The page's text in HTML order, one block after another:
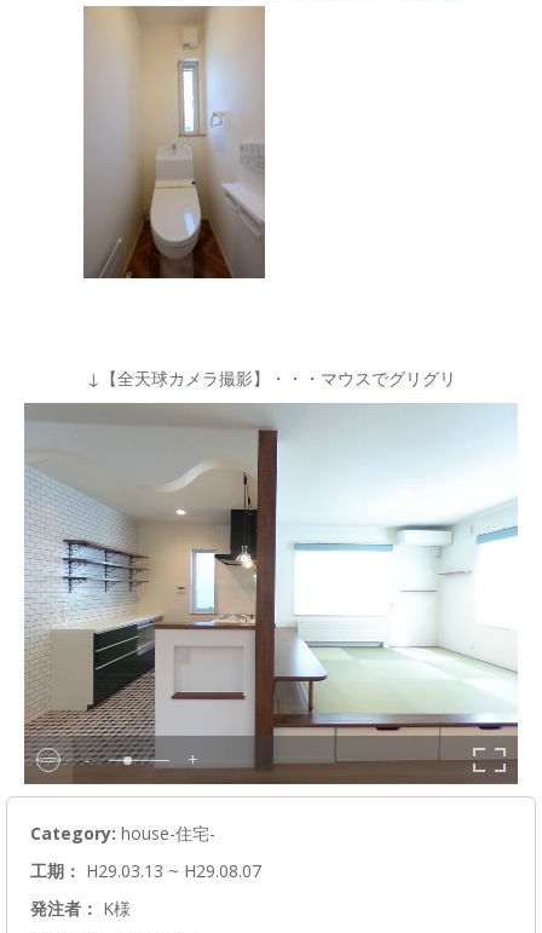
↓【全天球カメラ撮影】・・・マウスでグリグリ
- +
Category: house-住宅-
工期： H29.03.13 ~ H29.08.07
発注者： K様